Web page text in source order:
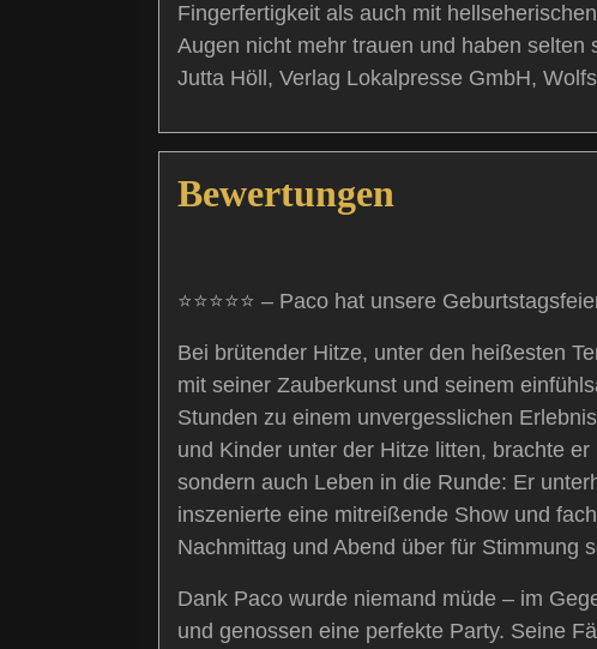
Fingerfertigkeit als auch mit
Augen nicht mehr trauen und haben selten
Jutta Höll, Verlag Lokalpresse GmbH,
Bewertungen
⭐⭐⭐⭐⭐ – Paco hat unsere
Bei brütender Hitze, unter den heißesten
mit seiner Zauberkunst und seinem
Stunden zu einem unvergesslichen
und Kinder unter der Hitze litten, brachte
sondern auch Leben in die Runde: Er
inszenierte eine mitreißende Show und
Nachmittag und Abend über für Stimmung
Dank Paco wurde niemand müde – im
und genossen eine perfekte Party. Seine